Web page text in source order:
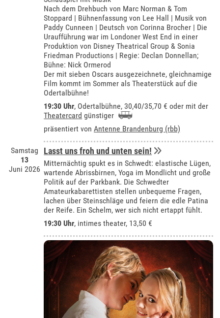
Nach dem Drehbuch von Marc Norman & Tom
Stoppard | Bühnenfassung von Lee Hall | Musik von
Paddy Cunneen | Deutsch von Corinna Brocher | Die
Uraufführung war im Londoner West End in einer
Produktion von Disney Theatrical Group & Sonia
Friedman Productions | Regie: Declan Donnellan;
Bühne: Nick Ormerod
Der mit sieben Oscars ausgezeichnete, gleichnamige
Film kommt im Sommer als Theaterstück auf die
Odertalbühne!
19:30 Uhr, Odertalbühne, 30,40/35,70 € oder mit der
Theatercard günstiger
präsentiert vonAntenne Brandenburg (rbb)
Samstag
13
Juni 2026
Lasst uns froh und unten sein!
Mitternächtig spukt es in Schwedt: elastische Lügen,
wartende Abrissbirnen, Yoga im Mondlicht und große
Politik auf der Parkbank. Die Schwedter
Amateurkabarettisten stellen unbequeme Fragen,
lachen über Steinschläge und feiern die edle Patina
der Reife. Ein Schelm, wer sich nicht ertappt fühlt.
19:30 Uhr, intimes theater, 13,50 €